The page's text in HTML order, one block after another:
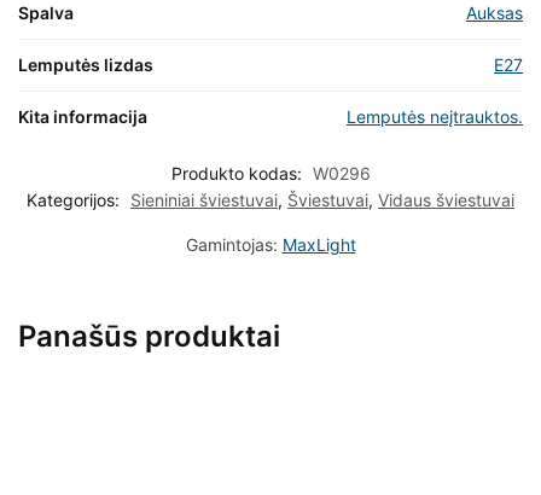
Spalva Auksas
Lemputės lizdas E27
Kita informacija Lemputės neįtrauktos.
Produkto kodas: W0296
Kategorijos:
Sieniniai šviestuvai, Šviestuvai, Vidaus šviestuvai
Gamintojas: MaxLight
Panašūs produktai